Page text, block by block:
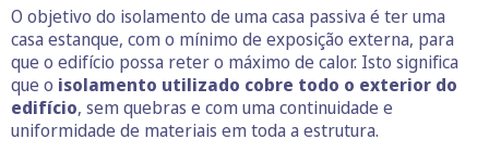
O objetivo do isolamento de uma casa passiva é ter uma
casa estanque, com o mínimo de exposição externa, para
que o edifício possa reter o máximo de calor. Isto significa
que o isolamento utilizado cobre todo o exterior do
edifício, sem quebras e com uma continuidade e
uniformidade de materiais em toda a estrutura.